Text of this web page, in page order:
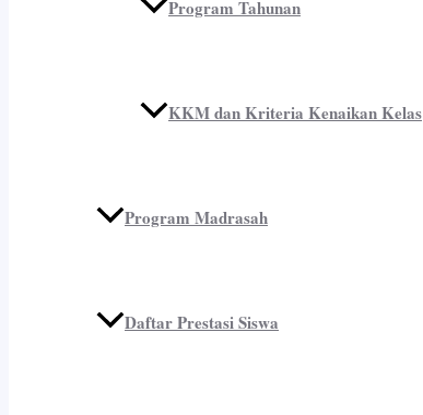
Program Tahunan
KKM dan Kriteria Kenaikan Kelas
Program Madrasah
Daftar Prestasi Siswa